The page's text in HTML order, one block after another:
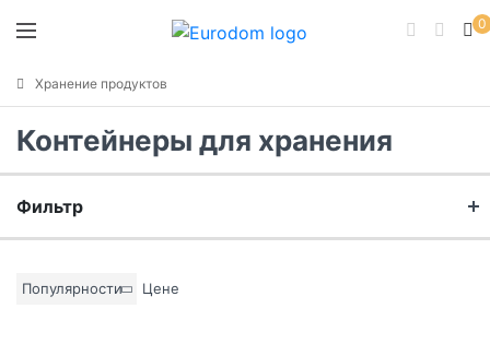
0
Хранение продуктов
Контейнеры для хранения
Фильтр
Популярности Цене